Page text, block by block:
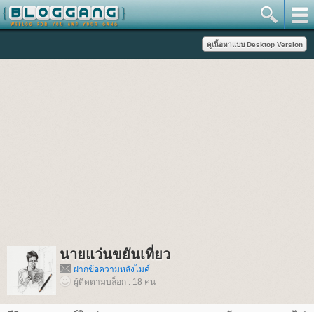
นายแว่นขยันเที่ยว
ฝากข้อความหลังไมค์
ผู้ติดตามบล็อก : 18 คน